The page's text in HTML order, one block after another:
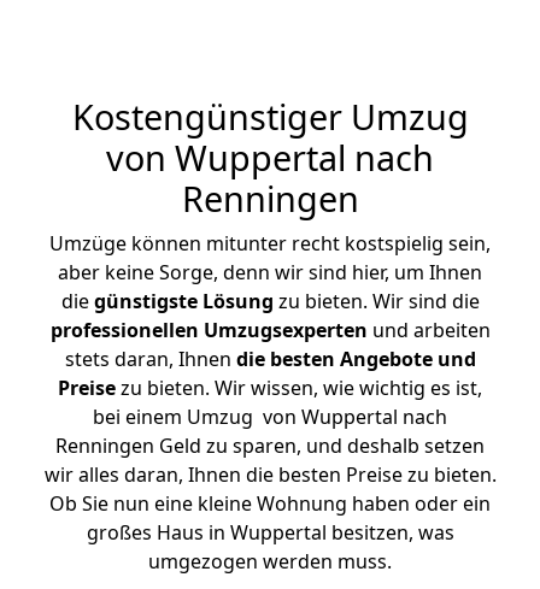
Kostengünstiger Umzug
von Wuppertal nach
Renningen
Umzüge können mitunter recht kostspielig sein,
aber keine Sorge, denn wir sind hier, um Ihnen
diegünstigste Lösung zu bieten. Wir sind die
professionellen Umzugsexperten und arbeiten
stets daran, Ihnen die besten Angebote und
Preisezu bieten. Wir wissen, wie wichtig es ist,
bei einem Umzug von Wuppertal nach
Renningen Geld zu sparen, und deshalb setzen
wir alles daran, Ihnen die besten Preise zu bieten.
Ob Sie nun eine kleine Wohnung haben oder ein
großes Haus in Wuppertal besitzen, was
umgezogen werden muss.